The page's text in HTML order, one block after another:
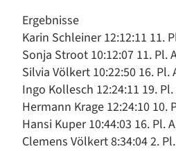
Ergebnisse
Karin Schleiner 12:12:11 11.
Sonja Stroot 10:12:07 11. Pl.
Silvia Völkert 10:22:50 16. Pl.
Ingo Kollesch 12:24:11 19. Pl.
Hermann Krage 12:24:10 10.
Hansi Kuper 10:44:03 16. Pl.
Clemens Völkert 8:34:04 2.